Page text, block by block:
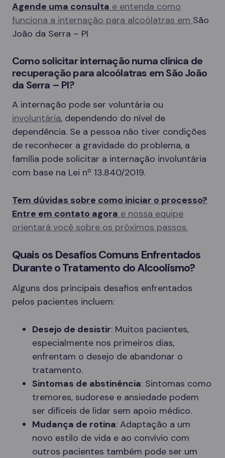
Agende uma consulta e entenda como
funciona a internação para alcoólatras em São
João da Serra – PI
Como solicitar internação numa clínica de
recuperação para alcoólatras em São João
da Serra – PI?
A internação pode ser voluntária ou
involuntária, dependendo do nível de
dependência. Se a pessoa não tiver condições
de reconhecer a gravidade do problema, a
família pode solicitar a internação involuntária
com base na Lei nº 13.840/2019.
Tem dúvidas sobre como iniciar o processo?
Entre em contato agora e nossa equipe
orientará você sobre os próximos passos.
Quais os Desafios Comuns Enfrentados
Durante o Tratamento do Alcoolismo?
Alguns dos principais desafios enfrentados
pelos pacientes incluem:
Desejo de desistir: Muitos pacientes,
especialmente nos primeiros dias,
enfrentam o desejo de abandonar o
tratamento.
Sintomas de abstinência: Sintomas como
tremores, sudorese e ansiedade podem
ser difíceis de lidar sem apoio médico.
Mudança de rotina: Adaptação a um
novo estilo de vida e ao convívio com
outros pacientes também pode ser um